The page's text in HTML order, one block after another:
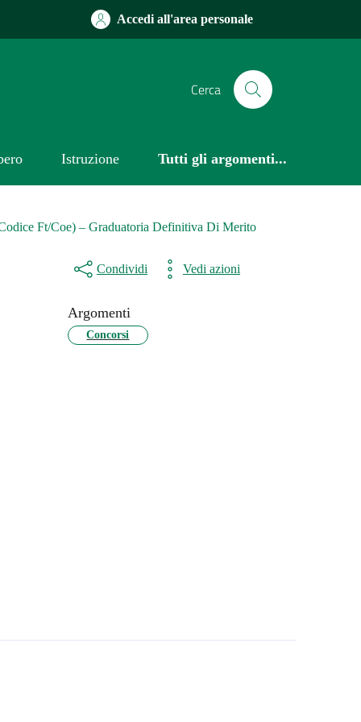
Accedi all'area personale
Cerca
Istruzione Tutti gli argomenti...
Ft/Coe) – Graduatoria Definitiva Di Merito
Condividi Vedi azioni
Argomenti
Concorsi